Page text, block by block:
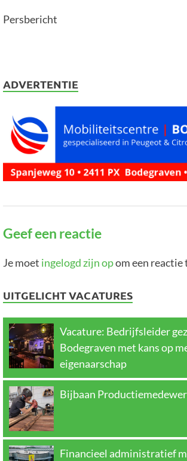
Persbericht
ADVERTENTIE
Geef een reactie
Je moet ingelogd zijn opom een reactie
UITGELICHT VACATURES
Vacature: Bedrijfsleider
Bodegraven met kans op
eigenaarschap
Bijbaan
Financieel administratief